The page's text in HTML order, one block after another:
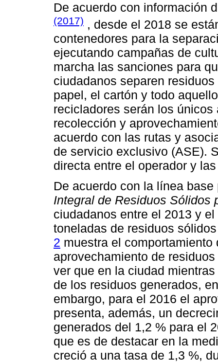
De acuerdo con información
(2017) , desde el 2018 se
contenedores para la
ejecutando campañas de
marcha las sanciones para
ciudadanos separen
papel, el cartón y todo
recicladores serán los
recolección y
acuerdo con las rutas y
de servicio exclusivo (ASE).
directa entre el operador y
De acuerdo con la línea
Integral de Residuos Sólidos
ciudadanos entre el 2013 y
toneladas de residuos
2 muestra el
aprovechamiento de
ver que en la ciudad
de los residuos generados,
embargo, para el 2016 el
presenta, además, un
generados del 1,2 % para el
que es de destacar en la
creció a una tasa de 1,3 %,